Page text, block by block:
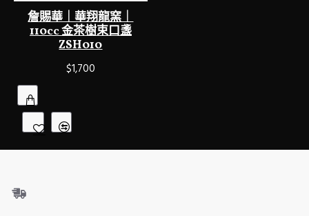
詹賜華｜華翔龍窯｜
110cc 金茶樹束口盞
ZSH010
$1,700